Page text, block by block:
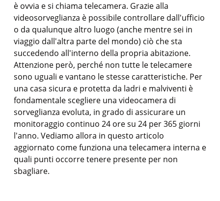
è ovvia e si chiama telecamera. Grazie alla
videosorveglianza è possibile controllare dall'ufficio
o da qualunque altro luogo (anche mentre sei in
viaggio dall'altra parte del mondo) ciò che sta
succedendo all'interno della propria abitazione.
Attenzione però, perché non tutte le telecamere
sono uguali e vantano le stesse caratteristiche. Per
una casa sicura e protetta da ladri e malviventi è
fondamentale scegliere una videocamera di
sorveglianza evoluta, in grado di assicurare un
monitoraggio continuo 24 ore su 24 per 365 giorni
l'anno. Vediamo allora in questo articolo
aggiornato come funziona una telecamera interna e
quali punti occorre tenere presente per non
sbagliare.